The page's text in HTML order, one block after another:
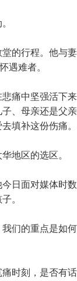
的行程。他与
遇难者。
痛中坚强活下
、母亲还是父亲
填补这份伤痛。
地区的选区。
日面对媒体时
。
们的重点是如
时刻，是否有